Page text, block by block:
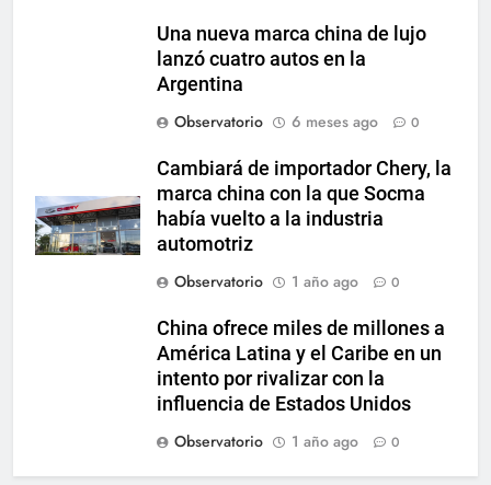
Una nueva marca china de lujo
lanzó cuatro autos en la
Argentina
Observatorio
6 meses ago 0
Cambiará de importador Chery, la
marca china con la que Socma
había vuelto a la industria
automotriz
Observatorio
1 año ago 0
China ofrece miles de millones a
América Latina y el Caribe en un
intento por rivalizar con la
influencia de Estados Unidos
Observatorio
1 año ago 0